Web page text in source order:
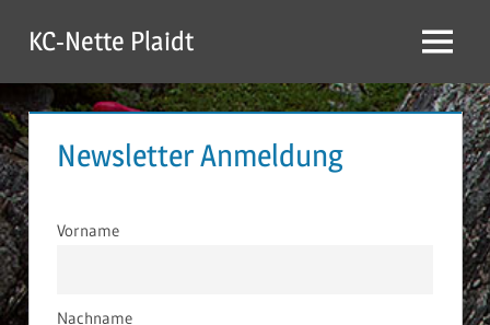
Inhalt
springen
KC-Nette Plaidt Menü
Newsletter Anmeldung
Vorname
Nachname